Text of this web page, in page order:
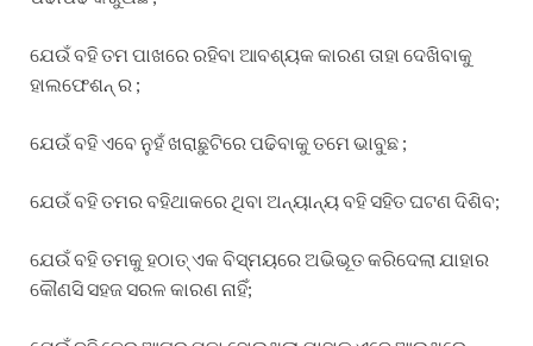
ଯେଉଁ ବହି ତମ ପାଖରେ ରହିବା ଆବଶ୍ୟକ କାରଣ ତାହା ଦେଖିବାକୁ
ହାଲଫେଶନ୍ ର ;
ଯେଉଁ ବହି ଏବେ ନୁହଁ ଖରାଛୁଟିରେ ପଢିବାକୁ ତମେ ଭାବୁଛ ;
ଯେଉଁ ବହି ତମର ବହିଥାକରେ ଥିବା ଅନ୍ୟାନ୍ୟ ବହି ସହିତ ଘଟଣ ଦିଶିବ;
ଯେଉଁ ବହି ତମକୁ ହଠାତ୍ ଏକ ବିସ୍ମୟରେ ଅଭିଭୂତ କରିଦେଲା ଯାହାର
କୌଣସି ସହଜ ସରଳ କାରଣ ନାହିଁ;